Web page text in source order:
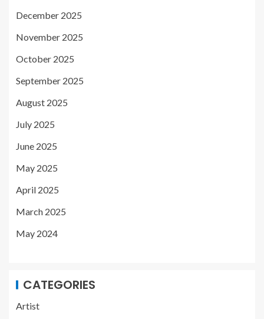
December 2025
November 2025
October 2025
September 2025
August 2025
July 2025
June 2025
May 2025
April 2025
March 2025
May 2024
CATEGORIES
Artist